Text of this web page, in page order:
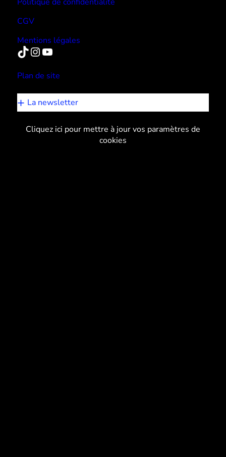
CGV
Mentions légales
TikTok InstagramYouTube
Plan de site
La newsletter
Cliquez ici pour mettre à jour vos paramètres de
cookies